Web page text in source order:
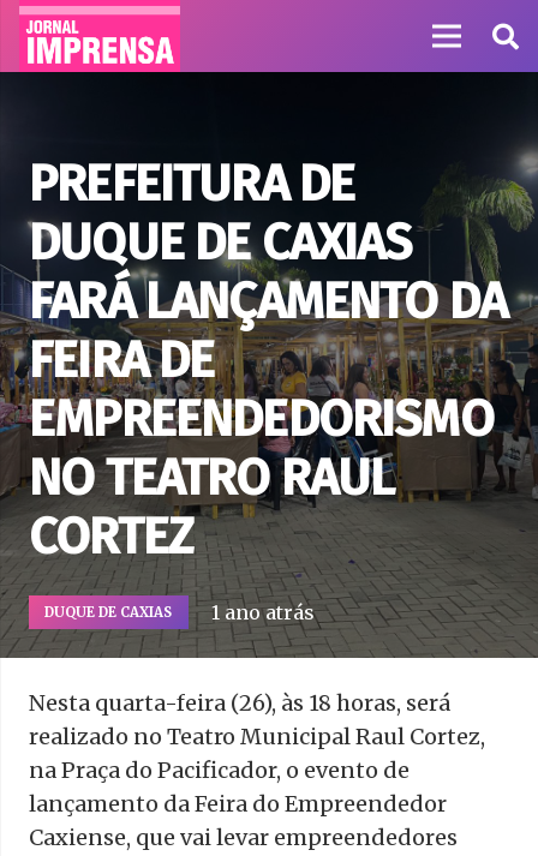
PREFEITURA DE
DUQUE DE CAXIAS
FARÁ LANÇAMENTO DA
FEIRA DE
EMPREENDEDORISMO
NO TEATRO RAUL
CORTEZ
DUQUE DE CAXIAS 1 ano atrás
Nesta quarta-feira (26), às 18 horas, será
realizado no Teatro Municipal Raul Cortez,
na Praça do Pacificador, o evento de
lançamento da Feira do Empreendedor
Caxiense, que vai levar empreendedores